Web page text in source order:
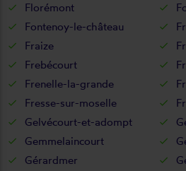
Florémont
Fontenoy-le-château
Fraize
Frebécourt
Frenelle-la-grande
Fresse-sur-moselle
Gelvécourt-et-adompt
Gemmelaincourt
Gérardmer